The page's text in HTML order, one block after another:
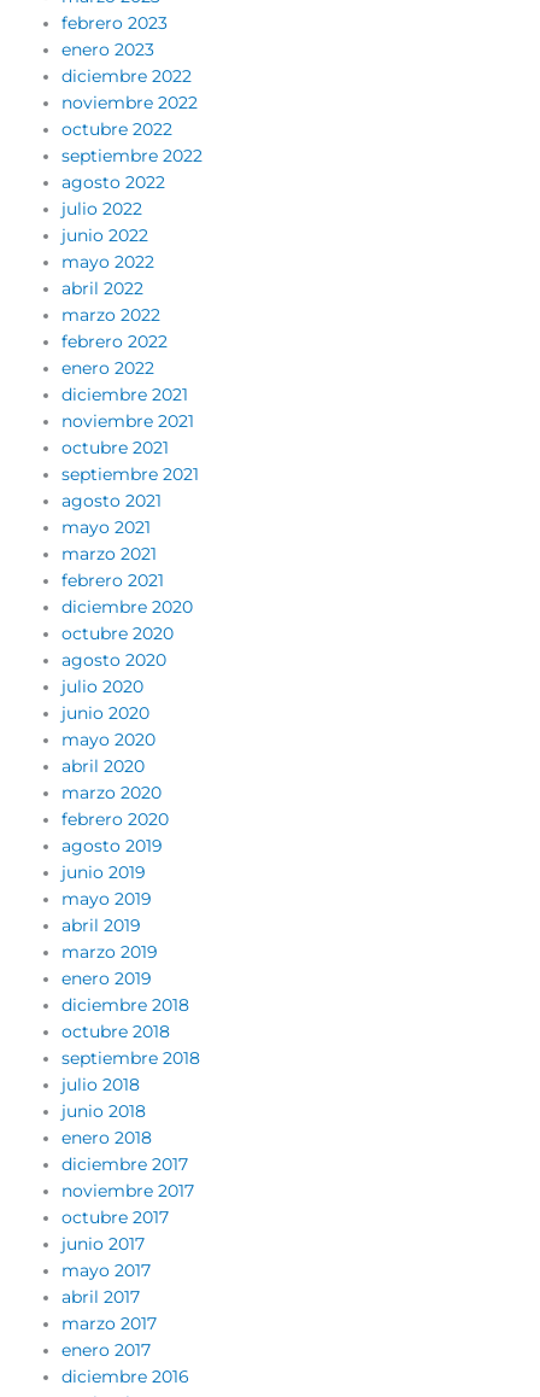
febrero 2023
enero 2023
diciembre 2022
noviembre 2022
octubre 2022
septiembre 2022
agosto 2022
julio 2022
junio 2022
mayo 2022
abril 2022
marzo 2022
febrero 2022
enero 2022
diciembre 2021
noviembre 2021
octubre 2021
septiembre 2021
agosto 2021
mayo 2021
marzo 2021
febrero 2021
diciembre 2020
octubre 2020
agosto 2020
julio 2020
junio 2020
mayo 2020
abril 2020
marzo 2020
febrero 2020
agosto 2019
junio 2019
mayo 2019
abril 2019
marzo 2019
enero 2019
diciembre 2018
octubre 2018
septiembre 2018
julio 2018
junio 2018
enero 2018
diciembre 2017
noviembre 2017
octubre 2017
junio 2017
mayo 2017
abril 2017
marzo 2017
enero 2017
diciembre 2016